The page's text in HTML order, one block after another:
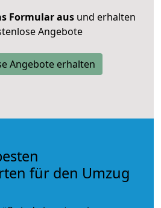
Formular ausund erhalten
Angebote
Angebote erhalten
für den Umzug